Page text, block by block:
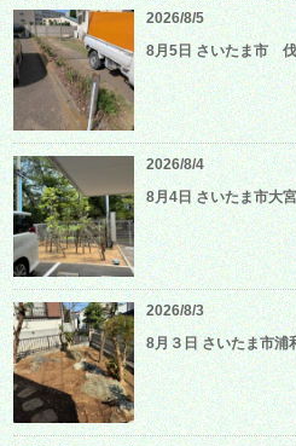
2026/8/5
8月5日 さいたま市
2026/8/4
8月4日 さいたま市大
2026/8/3
8月３日 さいたま市